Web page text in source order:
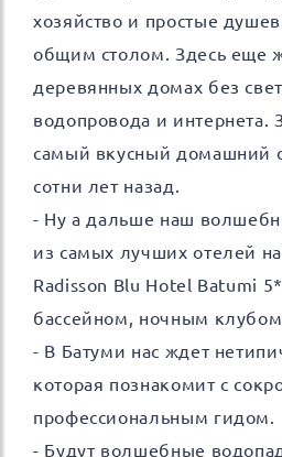
хозяйство и простые
общим столом. Здесь еще
деревянных домах без
водопровода и интернета.
самый вкусный домашний
сотни лет назад.
- Ну а дальше наш
из самых лучших отелей
Radisson Blu Hotel Batumi
бассейном, ночным
- В Батуми нас ждет
которая познакомит с
профессиональным гидом.
- Будут волшебные